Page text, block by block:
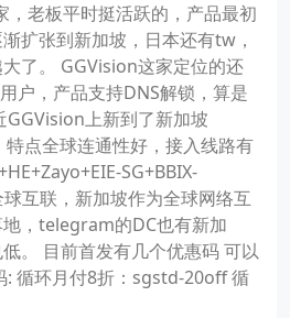
，老板平时挺活跃的，产品最初
扩张到新加坡，日本还有tw，
了。 GGVision这家定位的还
户，产品支持DNS解锁，算是
GGVision上新到了新加坡
点全球连通性好，接入线路有
SG+BBIX-
互联，新加坡作为全球网络互
，telegram的DC也有新加
。 目前首发有几个优惠码 可以
: 循环月付8折：sgstd-20off 循